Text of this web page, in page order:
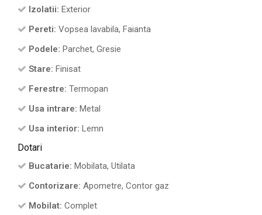
Izolatii: Exterior
Pereti: Vopsea lavabila, Faianta
Podele: Parchet, Gresie
Stare: Finisat
Ferestre: Termopan
Usa intrare: Metal
Usa interior: Lemn
Dotari
Bucatarie: Mobilata, Utilata
Contorizare: Apometre, Contor gaz
Mobilat: Complet